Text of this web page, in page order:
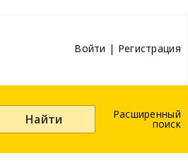
Войти | Регистрация
Найти Расширенный
поиск